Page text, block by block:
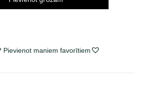
Pievienot maniem favorītiem